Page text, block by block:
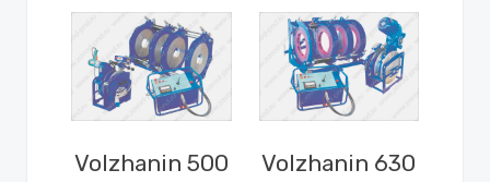
Volzhanin 500 Volzhanin 630